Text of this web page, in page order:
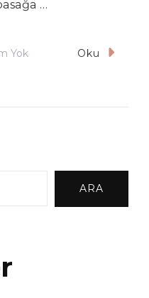
…
YokEda
Oku
ARA